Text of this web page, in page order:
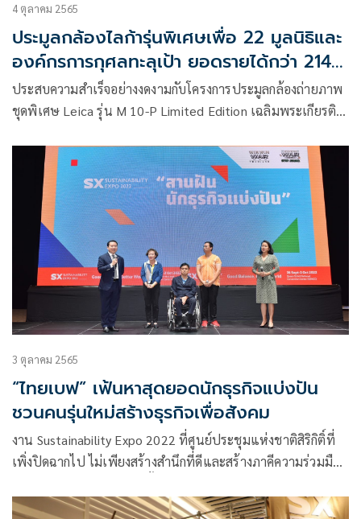
4 ตุลาคม 2565
ประมูลกล้องไลก้ารุ่นพิเศษเพื่อ 22 มูลนิธิและ
องค์กรการกุศลทะลุเป้า ยอดรายได้กว่า 214
ล้านบาท นักธุรกิจฮ่องกงทุ่ม 30 ลบ. คว้า 2
ชุดทั้งเหลือง-เขียว
ประสบความสำเร็จอย่างงดงามกับโครงการประมูลกล้องถ่ายภาพ
ชุดพิเศษ Leica รุ่น M 10-P Limited Edition เฉลิมพระเกียรติ
การกุศล)
3 ตุลาคม 2565
“ไทยเบฟ” เฟ้นหาสุดยอดนักธุรกิจแบ่งปัน
ชวนคนรุ่นใหม่สร้างธุรกิจเพื่อสังคม
งาน Sustainability Expo 2022 ที่ศูนย์ประชุมแห่งชาติสิริกิติ์ที่
เพิ่งปิดฉากไป ไม่เพียงสร้างสำนึกที่ดีและสร้างภาคีความร่วมมือ
ใหม่ในการร่วมสร้างการเปลี่ยนแปลงบน